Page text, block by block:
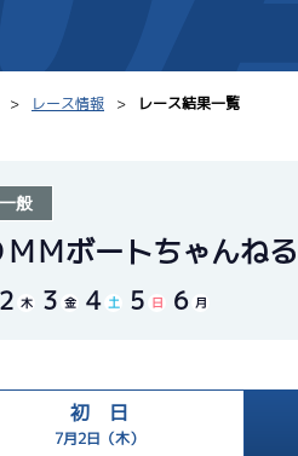
シリーズインデックス
レース結果一覧
モーター抽選結果・
前検タイムランキング
モー
水面
レース情報 レース結果一覧
一般
ＭＭボートちゃんね
2 木 3 金 4 土 5 日 6 月
初 日
7月2日（木）